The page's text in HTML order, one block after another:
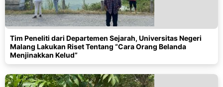
Tim Peneliti dari Departemen Sejarah, Universitas Negeri
Malang Lakukan Riset Tentang “Cara Orang Belanda
Menjinakkan Kelud”